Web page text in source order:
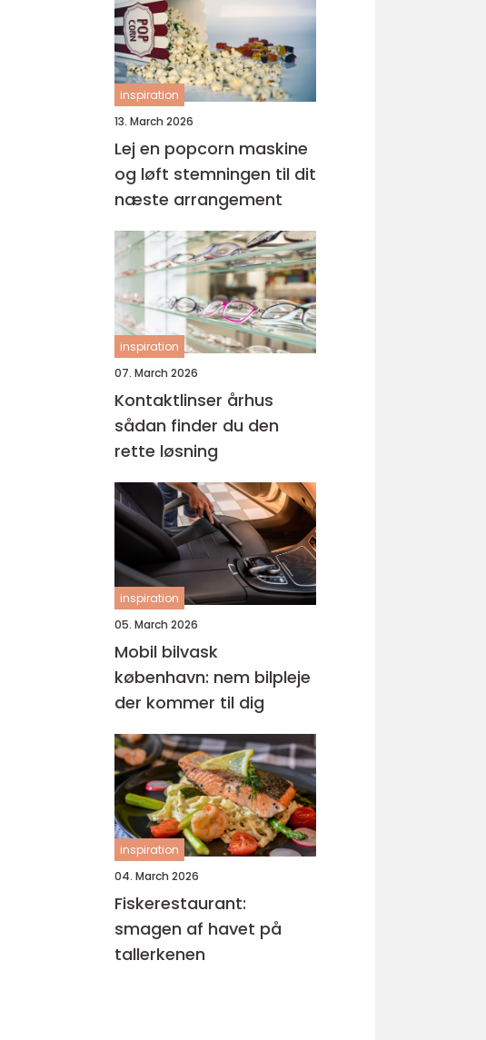
inspiration
13. March 2026
Lej en popcorn maskine
og løft stemningen til dit
næste arrangement
inspiration
07. March 2026
Kontaktlinser århus
sådan finder du den
rette løsning
inspiration
05. March 2026
Mobil bilvask
københavn: nem bilpleje
der kommer til dig
inspiration
04. March 2026
Fiskerestaurant:
smagen af havet på
tallerkenen